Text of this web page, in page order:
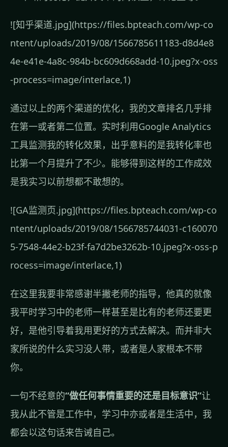
![知乎渠道.jpg](https://files.bpteach.com/wp-co
ntent/uploads/2019/08/1566785611183-d8d4e8
4e-e41e-4a8c-984b-bc609d668add-10.jpeg?x-oss
-process=image/interlace,1)
通过以上的两个渠道的优化，我的文章排名几乎排
在第一或者第二位置。实时利用Google Analytics
工具监测我的转化效果，出乎意料的是我转化率也
比第一个月提升了不少。能够得到这样的工作成效
是我实习以前想都不敢想的。
![GA监测页.jpg](https://files.bpteach.com/wp-co
ntent/uploads/2019/08/1566785744031-c160070
5-7548-44e2-b23f-fa7d2be3262b-10.jpeg?x-oss-p
rocess=image/interlace,1)
在这里我要非常感谢半撇老师的指导，他真的就像
我平时学习中的老师一样甚至是比有的老师还要更
好，是他引导着我用更好的方式去解决。而并非大
家所说的什么实习没人带，或者是人家根本不带
你。
一句不经意的“做任何事情重要的还是目标意识”让
我从此不管是工作中，学习中亦或者是生活中，我
都会以这句话来告诫自己。